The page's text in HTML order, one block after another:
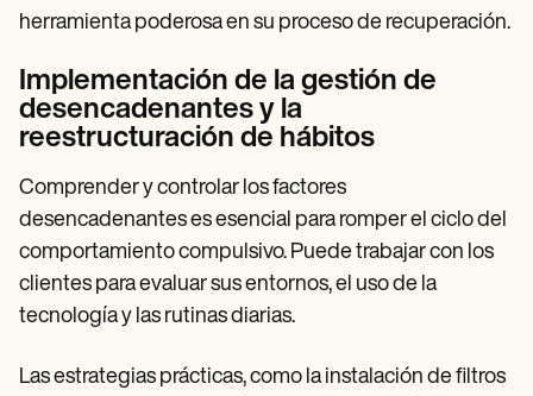
herramienta poderosa en su proceso de recuperación.
Implementación de la gestión de
desencadenantes y la
reestructuración de hábitos
Comprender y controlar los factores
desencadenantes es esencial para romper el ciclo del
comportamiento compulsivo. Puede trabajar con los
clientes para evaluar sus entornos, el uso de la
tecnología y las rutinas diarias.
Las estrategias prácticas, como la instalación de filtros